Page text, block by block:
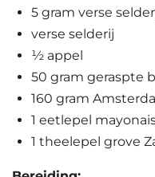
5 gram verse
verse selderij
½ appel
50 gram geraspte
160 gram
1 eetlepel
1 theelepel grove